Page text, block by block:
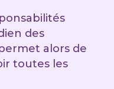
des
alors de
toutes les